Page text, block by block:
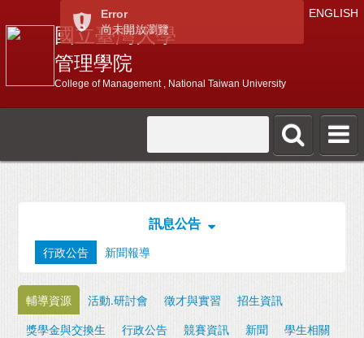
ENGLISH
國立臺灣大學
管理學院
College of Management , National Taiwan University
訊息公告
行政公告 新聞報導
輔導資源 活動.研討會 徵才與實習
招生資訊
獎學金與交換生
行政公告 競賽資訊 新聞 學生相關
Error
尚未開放瀏覽